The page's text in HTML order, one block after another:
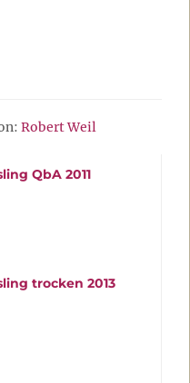
Robert Weil
QbA 2011
trocken 2013